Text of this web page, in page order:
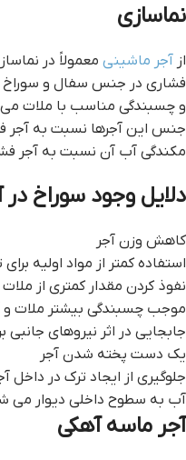
نماسازی
از آجر ماشینی معمولاً در
فشاری در جنس سفال و سوراخ
و چسبندگی مناسب با ملات
جنس این آجرها نسبت به آجر
مکندگی آب آن نسبت به آجر
دلایل وجود سوراخ در
کاهش وزن آجر
استفاده کمتر از مواد اولیه برای
نفوذ کردن مقدار کمتری از
موجب چسبندگی بیشتر ملات و
جابجایی در اثر نیروهای
یک دست پخته شدن آجر
جلوگیری از ایجاد ترک در
آب به سطوح داخلی دیوار می
آجر ماسه آهکی